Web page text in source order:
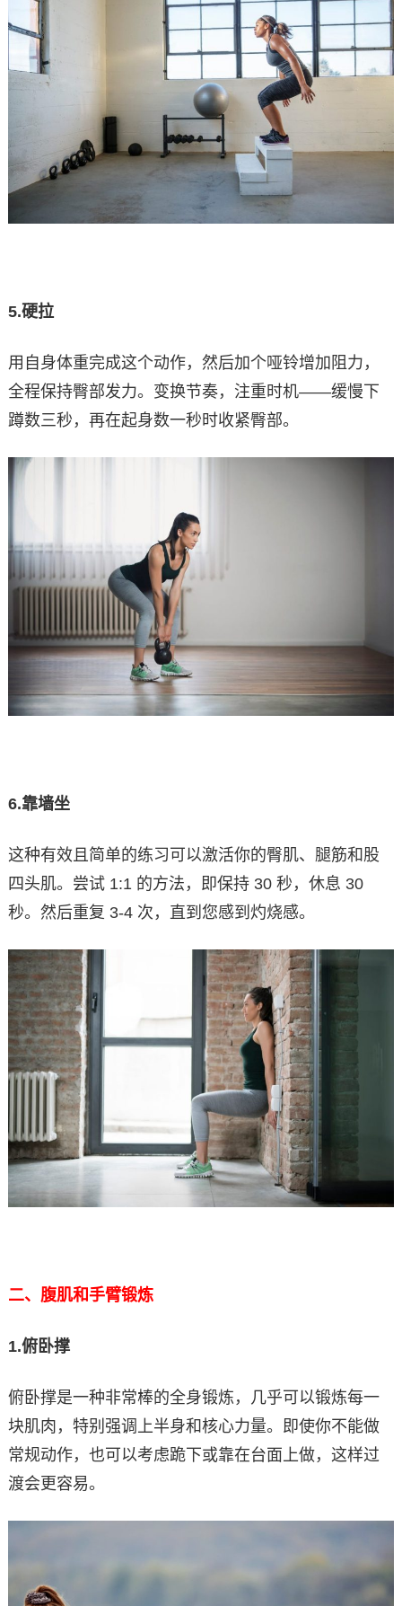
5.硬拉
用自身体重完成这个动作，然后加个哑铃增加阻力，
全程保持臀部发力。变换节奏，注重时机——缓慢下
蹲数三秒，再在起身数一秒时收紧臀部。
6.靠墙坐
这种有效且简单的练习可以激活你的臀肌、腿筋和股
四头肌。尝试 1:1 的方法，即保持 30 秒，休息 30
秒。然后重复 3-4 次，直到您感到灼烧感。
二、腹肌和手臂锻炼
1.俯卧撑
俯卧撑是一种非常棒的全身锻炼，几乎可以锻炼每一
块肌肉，特别强调上半身和核心力量。即使你不能做
常规动作，也可以考虑跪下或靠在台面上做，这样过
渡会更容易。